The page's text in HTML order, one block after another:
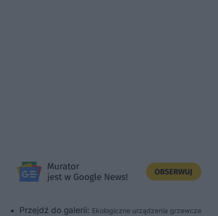
Przejdź do galerii: Ekologiczne urządzenia grzewcze